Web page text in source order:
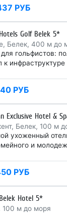
РУБ
Golf Belek 5*
Белек, 400 м до
гольфистов:
к
РУБ
Exclusive Hotel &
Белек, 100 м
ухоженный
и
РУБ
Hotel 5*
100 м до моря